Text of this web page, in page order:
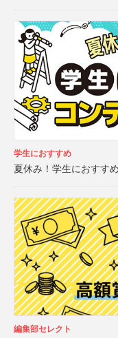
学生におすすめ
夏休み！学生におすす
編集部セレクト